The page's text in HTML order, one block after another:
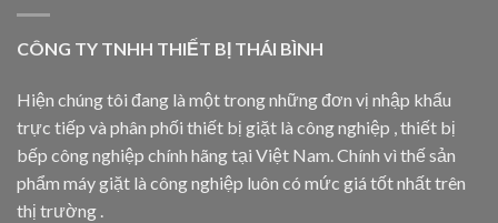
CÔNG TY TNHH THIẾT BỊ THÁI BÌNH
Hiện chúng tôi đang là một trong những đơn vị nhập khẩu
trực tiếp và phân phối thiết bị giặt là công nghiệp , thiết bị
bếp công nghiệp chính hãng tại Việt Nam. Chính vì thế sản
phẩm máy giặt là công nghiệp luôn có mức giá tốt nhất trên
thị trường .